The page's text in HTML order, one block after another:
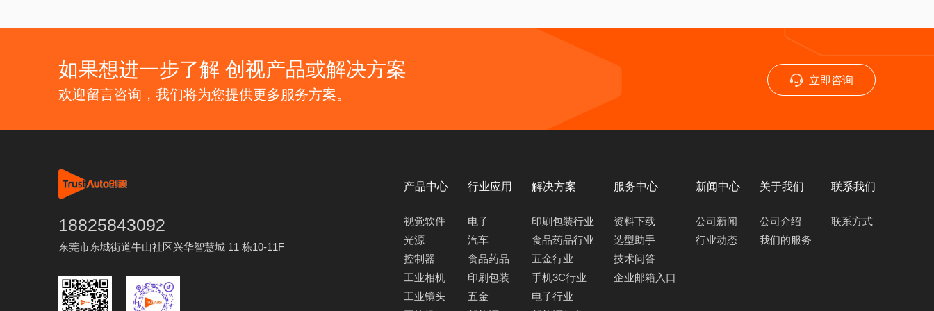
如果想进一步了解 创视产品或解决方案
欢迎留言咨询，我们将为您提供更多服务方案。
立即咨询
18825843092
东莞市东城街道牛山社区兴华智慧城 11 栋10-11F
产品中心
视觉软件
光源
控制器
工业相机
工业镜头
行业应用
电子
汽车
食品药品
印刷包装
五金
解决方案
印刷包装行业
食品药品行业
五金行业
手机3C行业
电子行业
服务中心
资料下载
选型助手
技术问答
企业邮箱入口
新闻中心
公司新闻
行业动态
关于我们
公司介绍
我们的服务
联系我们
联系方式